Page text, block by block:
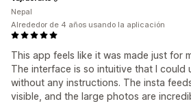
This app feels like it was made just for
The interface is so intuitive that I could
without any instructions. The insta
visible, and the large photos are
Nepal
Alrededor de 4 años usando la aplicación